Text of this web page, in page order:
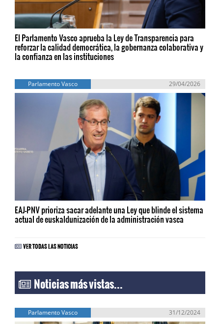
El Parlamento Vasco aprueba la Ley de Transparencia para
reforzar la calidad democrática, la gobernanza colaborativa y
la confianza en las instituciones
Parlamento Vasco 29/04/2026
EAJ-PNV prioriza sacar adelante una Ley que blinde el sistema
actual de euskaldunización de la administración vasca
VER TODAS LAS NOTICIAS
Noticias más vistas...
Parlamento Vasco 31/12/2024